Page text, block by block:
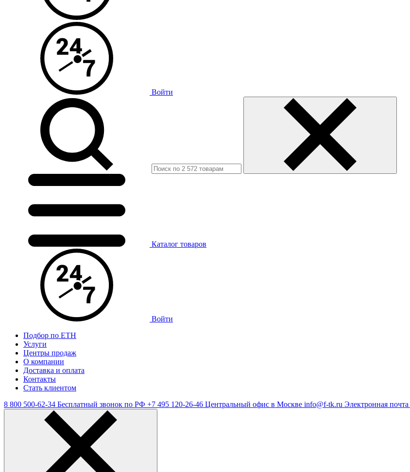
Войти
Каталог товаров
Войти
Подбор по ЕТН
Услуги
Центры продаж
О компании
Доставка и оплата
Контакты
Стать клиентом
8 800 500-62-34 Бесплатный звонок по РФ +7 495 120-26-46 Центральный офис в Москве info@f-tk.ru Электронная почта